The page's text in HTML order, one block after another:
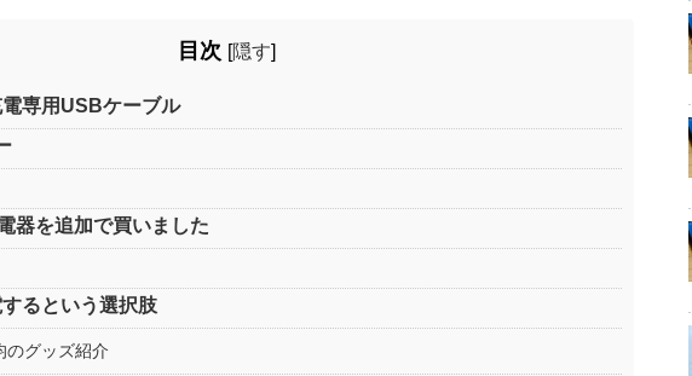
目次 [隠す]
専用USBケーブル
器を追加で買いました
るという選択肢
のグッズ紹介